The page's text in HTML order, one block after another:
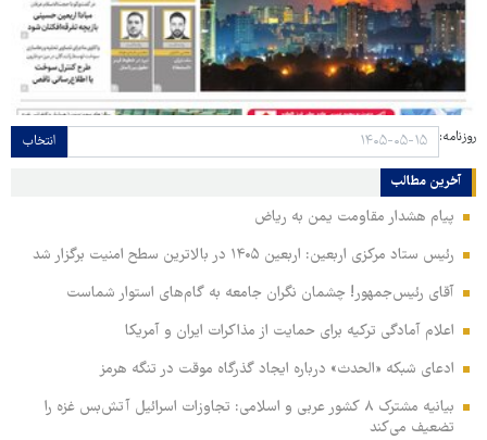
روزنامه: انتخاب
آخرین مطالب
پیام هشدار مقاومت یمن به ریاض
رئیس ستاد مرکزی اربعین: اربعین ۱۴۰۵ در بالاترین سطح امنیت برگزار شد
آقای رئیس‌جمهور! چشمان نگران جامعه به گام‌های استوار شماست
اعلام آمادگی ترکیه برای حمایت از مذاکرات ایران و آمریکا
ادعای شبکه «الحدث» درباره ایجاد گذرگاه موقت در تنگه هرمز
بیانیه مشترک ۸ کشور عربی و اسلامی: تجاوزات اسرائیل آتش‌بس غزه را
تضعیف می‌کند